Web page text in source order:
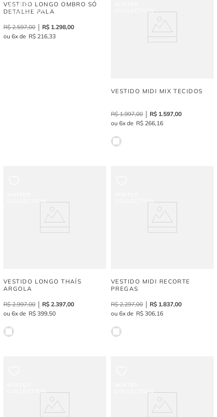
VESTIDO LONGO OMBRO SÓ
DETALHE PALA
R$ 2.597,00 R$ 1.298,00
6
R$ 216,33
VESTIDO MIDI MIX TECIDOS
R$ 1.997,00 R$ 1.597,00
6
R$ 266,16
VESTIDO LONGO THAÍS
ARGOLA
R$ 2.997,00 R$ 2.397,00
6
R$ 399,50
VESTIDO MIDI RECORTE
PREGAS
R$ 2.297,00 R$ 1.837,00
6
R$ 306,16